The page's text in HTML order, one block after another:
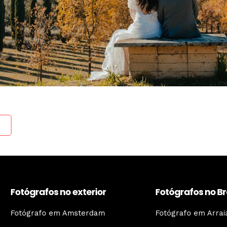
Fotógrafos no exterior
Fotógrafo em Amsterdam
Fotógrafos no
Fotógrafo em